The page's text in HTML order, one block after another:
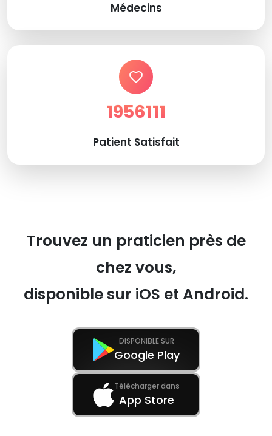
Médecins
1956111
Patient Satisfait
Trouvez un praticien près de
chez vous,
disponible sur iOS et Android.
DISPONIBLE SUR
Google Play
Télécharger dans
App Store